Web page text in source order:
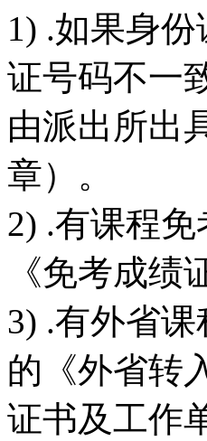
1) .如果身
证号码不一
由派出所出
章）。
2) .有课程
《免考成绩
3) .有外省
的《外省转
证书及工作